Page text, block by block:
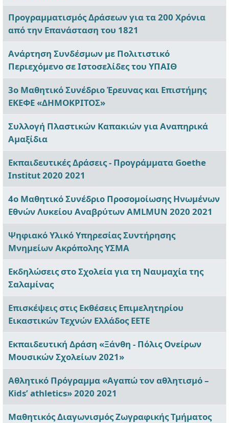
Προγραμματισμός Δράσεων για τα 200 Χρόνια
από την Επανάσταση του 1821
Ανάρτηση Συνδέσμων με Πολιτιστικό
Περιεχόμενο σε Ιστοσελίδες του ΥΠΑΙΘ
3ο Μαθητικό Συνέδριο Έρευνας και Επιστήμης
ΕΚΕΦΕ «ΔΗΜΟΚΡΙΤΟΣ»
Συλλογή Πλαστικών Καπακιών για Αναπηρικά
Αμαξίδια
Εκπαιδευτικές Δράσεις - Προγράμματα Goethe
Institut 2020 2021
4o Μαθητικό Συνέδριο Προσομοίωσης Ηνωμένων
Εθνών Λυκείου Αναβρύτων AMLMUN 2020 2021
Ψηφιακό Υλικό Υπηρεσίας Συντήρησης
Μνημείων Ακρόπολης ΥΣΜΑ
Εκδηλώσεις στο Σχολεία για τη Ναυμαχία της
Σαλαμίνας
Επισκέψεις στις Εκθέσεις Επιμελητηρίου
Εικαστικών Τεχνών Ελλάδος ΕΕΤΕ
Εκπαιδευτική Δράση «Ξάνθη - Πόλις Ονείρων
Μουσικών Σχολείων 2021»
Αθλητικό Πρόγραμμα «Αγαπώ τον αθλητισμό –
Kids’ athletics» 2020 2021
Μαθητικός Διαγωνισμός Ζωγραφικής Τμήματος